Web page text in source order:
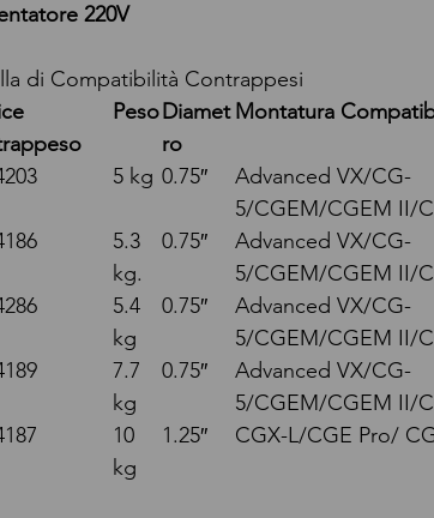
220V
di Compatibilità Contrappesi
PesoDiamet
ro
Montatura
5 kg 0.75″
Advanced VX/CG-
5/CGEM/CGEM II/
5.3
kg.
0.75″
Advanced VX/CG-
5/CGEM/CGEM II/
5.4
kg
0.75″
Advanced VX/CG-
5/CGEM/CGEM II/
7.7
kg
0.75″
Advanced VX/CG-
5/CGEM/CGEM II/
10
kg
1.25″ CGX-L/CGE Pro/